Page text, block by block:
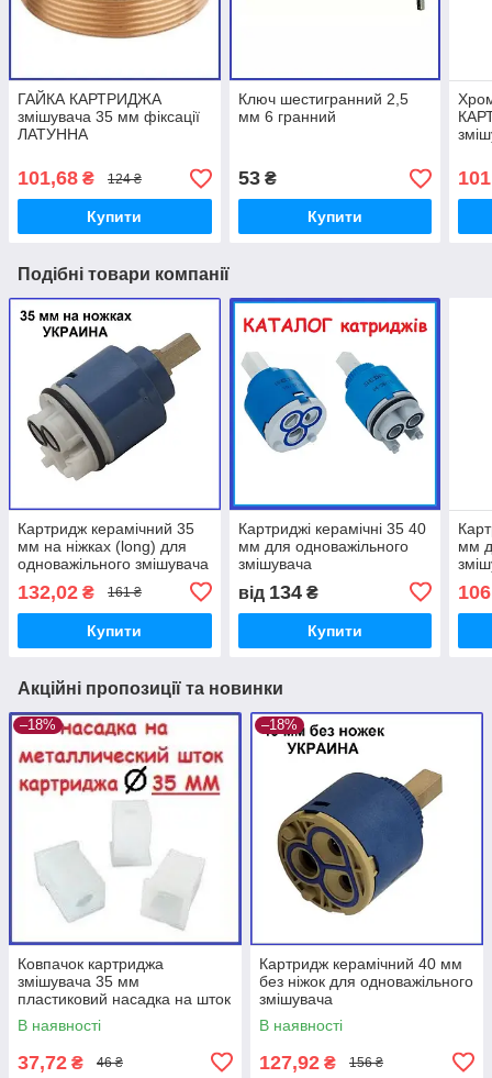
ГАЙКА КАРТРИДЖА
змішувача 35 мм фіксації
ЛАТУННА
101,68 ₴ 124 ₴
Купити
Ключ шестигранний 2,5
мм 6 гранний
53₴
Купити
Подібні товари компанії
Картридж керамічний 35
мм на ніжках (long) для
одноважільного змішувача
132,02 ₴ 161 ₴
Купити
Картриджі керамічні 35 40
мм для одноважільного
змішувача
від 134₴
Купити
мм
Акційні пропозиції та новинки
–18%
Ковпачок картриджа
змішувача 35 мм
пластиковий насадка на шток
В наявності
37,72 ₴ 46 ₴
–18%
Картридж керамічний 40 мм
без ніжок для одноважільного
змішувача
В наявності
127,92 ₴ 156 ₴